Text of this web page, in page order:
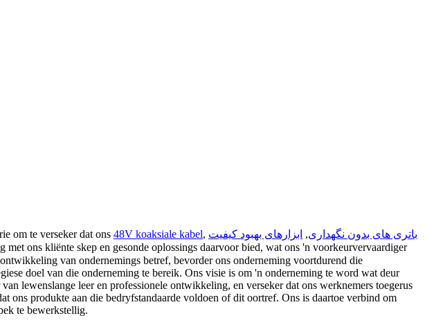
om te verseker dat ons 48V koaksiale kabel, باتری های بدون نگهداری, ابزارهای بهبود کیفیت
ons kliënte skep en gesonde oplossings daarvoor bied, wat ons 'n voorkeurvervaardiger
doel van die onderneming te bereik. Ons visie is om 'n onderneming te word wat deur
lewenslange leer en professionele ontwikkeling, en verseker dat ons werknemers toegerus
ons produkte aan die bedryfstandaarde voldoen of dit oortref. Ons is daartoe verbind om
te bewerkstellig.